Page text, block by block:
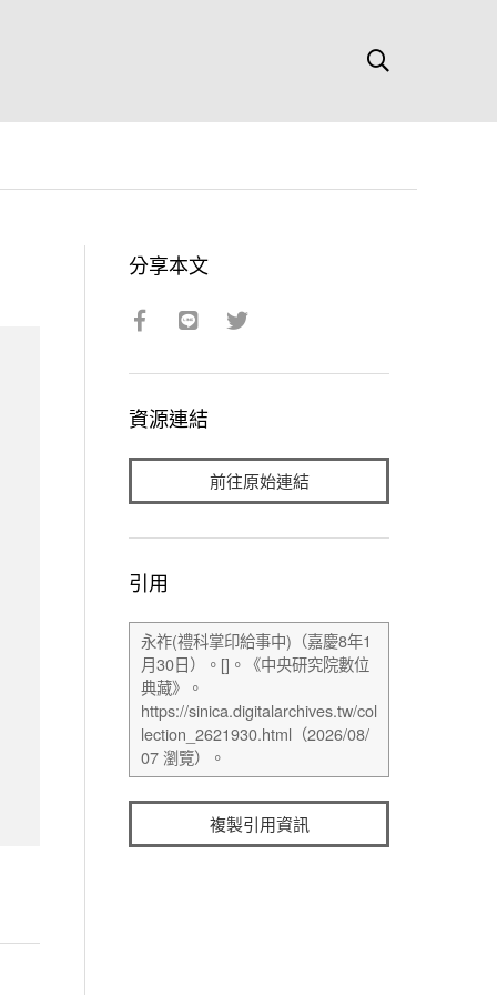
分享本文
資源連結
前往原始連結
引用
複製引用資訊